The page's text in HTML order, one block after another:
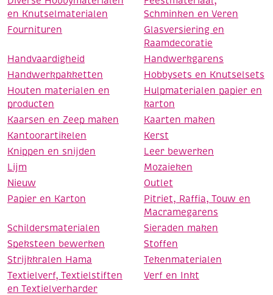
en Knutselmaterialen
Schminken en Veren
Fournituren
Glasversiering en
Raamdecoratie
Handvaardigheid
Handwerkgarens
Handwerkpakketten
Hobbysets en Knutselsets
Houten materialen en
producten
Hulpmaterialen papier en
karton
Kaarsen en Zeep maken
Kaarten maken
Kantoorartikelen
Kerst
Knippen en snijden
Leer bewerken
Lijm
Mozaieken
Nieuw
Outlet
Papier en Karton
Pitriet, Raffia, Touw en
Macramegarens
Schildersmaterialen
Sieraden maken
Speksteen bewerken
Stoffen
Strijkkralen Hama
Tekenmaterialen
Textielverf, Textielstiften
en Textielverharder
Verf en Inkt